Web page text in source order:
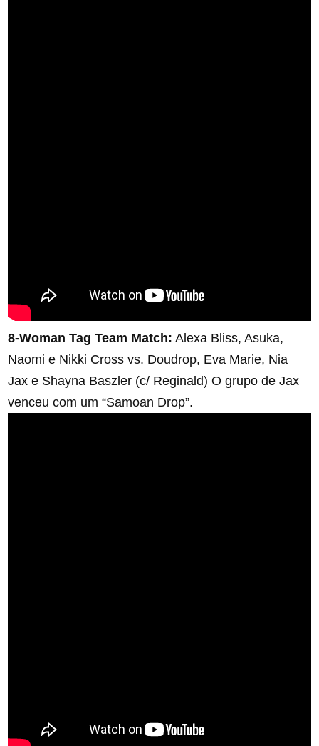
8-Woman Tag Team Match: Alexa Bliss, Asuka,
Naomi e Nikki Cross vs. Doudrop, Eva Marie, Nia
Jax e Shayna Baszler (c/ Reginald) O grupo de Jax
venceu com um “Samoan Drop”.